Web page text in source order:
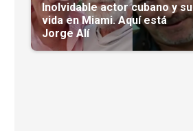
Inolvidable actor cubano y su
vida en Miami. Aquí está
Jorge Alí